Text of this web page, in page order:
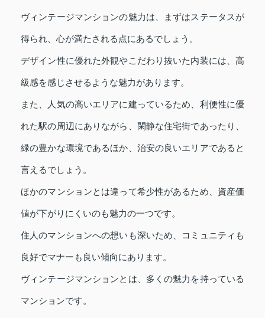
ヴィンテージマンションの魅力は、まずはステータスが
得られ、心が満たされる点にあるでしょう。
デザイン性に優れた外観やこだわり抜いた内装には、高
級感を感じさせるような魅力があります。
また、人気の高いエリアに建っているため、利便性に優
れた駅の周辺にありながら、閑静な住宅街であったり、
緑の豊かな環境であるほか、治安の良いエリアであると
言えるでしょう。
ほかのマンションとは違って希少性があるため、資産価
値が下がりにくいのも魅力の一つです。
住人のマンションへの想いも深いため、コミュニティも
良好でマナーも良い傾向にあります。
ヴィンテージマンションとは、多くの魅力を持っている
マンションです。